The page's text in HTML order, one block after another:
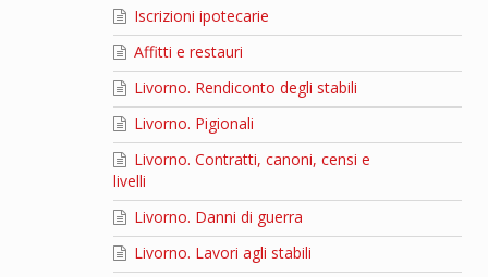
Iscrizioni ipotecarie
Affitti e restauri
Livorno. Rendiconto degli stabili
Livorno. Pigionali
Livorno. Contratti, canoni, censi e
livelli
Livorno. Danni di guerra
Livorno. Lavori agli stabili